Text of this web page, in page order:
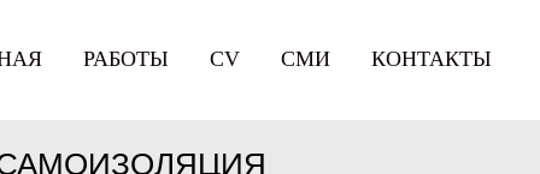
РАБОТЫ СV СМИ КОНТАКТЫ